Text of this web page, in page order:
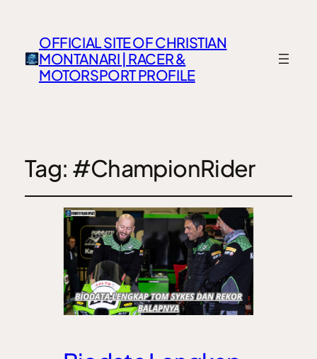
OFFICIAL SITE OF CHRISTIAN
MONTANARI | RACER &
MOTORSPORT PROFILE
Tag: #ChampionRider